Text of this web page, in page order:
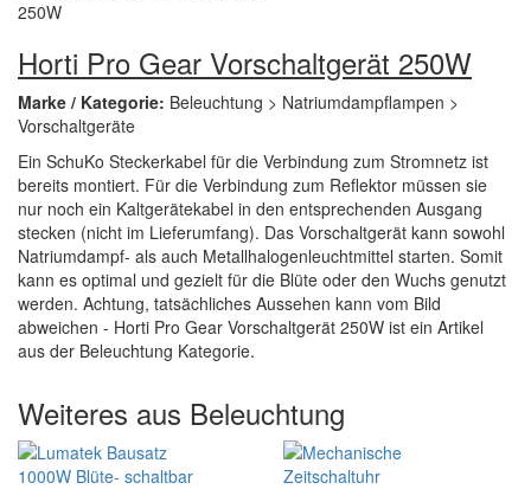
Horti Pro Gear Vorschaltgerät 250W
Marke / Kategorie: Beleuchtung > Natriumdampflampen >
Vorschaltgeräte
Ein SchuKo Steckerkabel für die Verbindung zum Stromnetz ist
bereits montiert. Für die Verbindung zum Reflektor müssen sie
nur noch ein Kaltgerätekabel in den entsprechenden Ausgang
stecken (nicht im Lieferumfang). Das Vorschaltgerät kann sowohl
Natriumdampf- als auch Metallhalogenleuchtmittel starten. Somit
kann es optimal und gezielt für die Blüte oder den Wuchs genutzt
werden. Achtung, tatsächliches Aussehen kann vom Bild
abweichen - Horti Pro Gear Vorschaltgerät 250W ist ein Artikel
aus der Beleuchtung Kategorie.
Weiteres aus Beleuchtung